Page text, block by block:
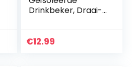
Drinkbeker, Draai-
€12.99